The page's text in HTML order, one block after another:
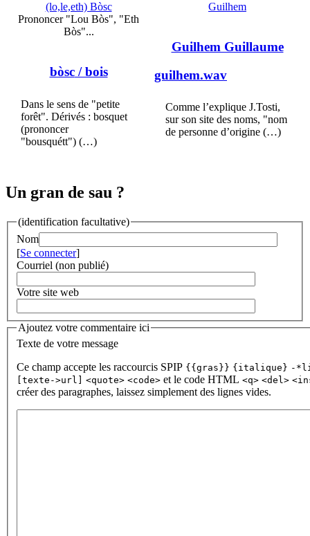
(lo,le,eth) Bòsc
Prononcer "Lou Bòs", "Eth
Bòs"...
bòsc/ bois
Dans le sens de "petite
forêt". Dérivés : bosquet
(prononcer
"bousquétt") (…)
Guilhem
Guilhem Guillaume
guilhem.wav
Comme l’explique J.Tosti,
sur son site des noms, "nom
de personne d’origine (…)
Un gran de sau ?
(identification facultative)
Nom
[Se connecter]
Courriel (non publié)
Votre site web
Ajoutez votre commentaire ici
Texte de votre message
Ce champ accepte les raccourcis SPIP {{gras}} {italique} -
[texte->url]
<quote> <code> et le code HTML <q> <del>
créer des paragraphes, laissez simplement des lignes vides.